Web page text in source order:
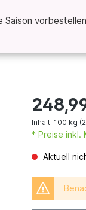
Inhalt: 100 kg
* Preise inkl.
Aktuell